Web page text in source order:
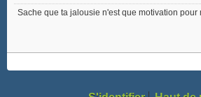
Sache que ta jalousie n'est que motivation pour